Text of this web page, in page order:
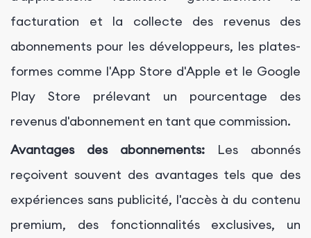
facturation et la collecte des revenus des
abonnements pour les développeurs, les plates-
formes comme l'App Store d'Apple et le Google
Play Store prélevant un pourcentage des
revenus d'abonnement en tant que commission.
Avantages des abonnements: Les abonnés
reçoivent souvent des avantages tels que des
expériences sans publicité, l'accès à du contenu
premium, des fonctionnalités exclusives, un